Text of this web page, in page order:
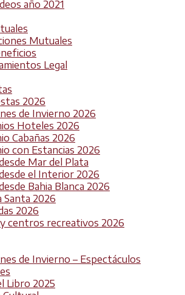
año 2021
Mutuales
Legal
2026
de Invierno 2026
Hoteles 2026
Cabañas 2026
con Estancias 2026
Mar del Plata
el Interior 2026
Bahia Blanca 2026
Santa 2026
2026
centros recreativos 2026
de Invierno – Espectáculos
Libro 2025